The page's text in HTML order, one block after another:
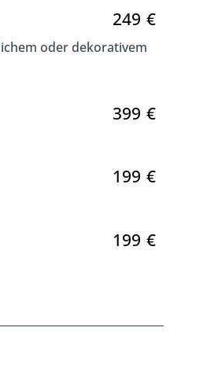
249 €
oder dekorativem
399 €
199 €
199 €